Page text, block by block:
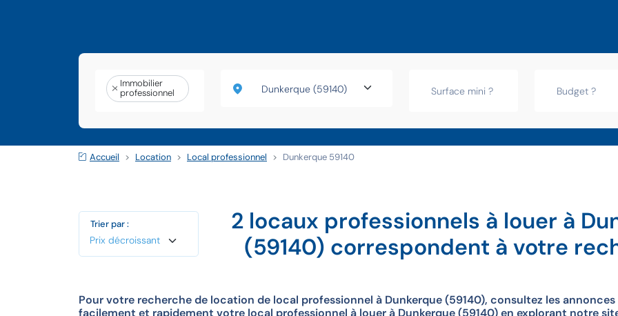
Immobilier
professionnel
Accueil
Location Local professionnel Dunkerque 59140
Trier par :
2 locaux professionnels à louer à
(59140) correspondent à votre
Pour votre recherche de location de local professionnel à Dunkerque (59140), consultez les
facilement et rapidement votre local professionnel à louer à Dunkerque (59140) en explorant notre